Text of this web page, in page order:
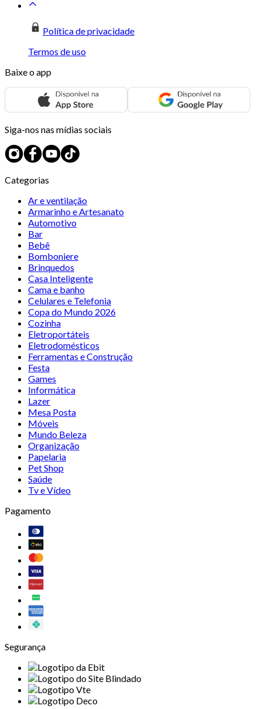
Política de privacidade
Termos de uso
Baixe o app
Siga-nos nas mídias sociais
Categorias
Ar e ventilação
Armarinho e Artesanato
Automotivo
Bar
Bebê
Bomboniere
Brinquedos
Casa Inteligente
Cama e banho
Celulares e Telefonia
Copa do Mundo 2026
Cozinha
Eletroportáteis
Eletrodomésticos
Ferramentas e Construção
Festa
Games
Informática
Lazer
Mesa Posta
Móveis
Mundo Beleza
Organização
Papelaria
Pet Shop
Saúde
Tv e Vídeo
Pagamento
Segurança